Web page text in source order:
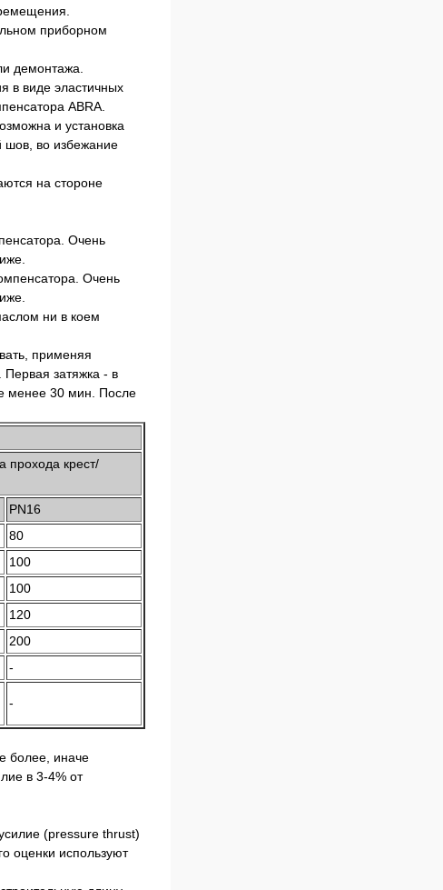
приборном
демонтажа.
в виде эластичных
ABRA.
и установка
шов, во избежание
на стороне
Очень
ни в коем
применяя
затяжка - в
менее 30 мин. После
прохода крест/
PN16
80
100
100
120
200
-
-
более, иначе
в 3-4% от
(pressure thrust)
оценки используют